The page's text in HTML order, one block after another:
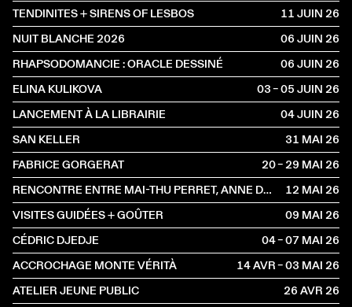
TENDINITES + SIRENS OF LESBOS
11 JUIN2026
NUIT BLANCHE 2026
06 JUIN2026
RHAPSODOMANCIE : ORACLE DESSINÉ
06 JUIN2026
ELINA KULIKOVA
03 – 05 JUIN2026
LANCEMENT À LA LIBRAIRIE
04 JUIN2026
SAN KELLER
31 MAI2026
FABRICE GORGERAT
20 – 29 MAI2026
RENCONTRE ENTRE MAI-THU PERRET, ANNE DRESSEN ET IDA SOULARD
12 MAI2026
VISITES GUIDÉES + GOÛTER
09 MAI2026
CÉDRIC DJEDJE
04 – 07 MAI2026
ACCROCHAGE MONTE VÉRITÀ
14 AVR – 03 MAI2026
ATELIER JEUNE PUBLIC
26 AVR2026